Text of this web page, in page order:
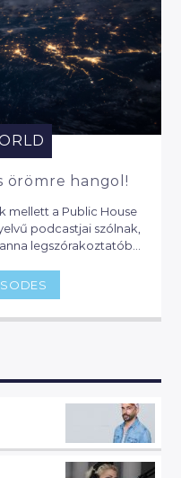
örömre hangol!
mellett a Public House
podcastjai szólnak,
legszórakoztatóbb